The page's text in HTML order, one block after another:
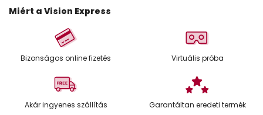
Miért a Vision Express
Bizonságos online fizetés Virtuális próba
Akár ingyenes szállítás Garantáltan eredeti termék